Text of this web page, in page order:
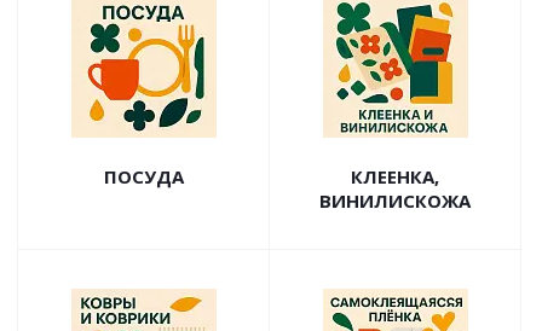
ПОСУДА
КЛЕЕНКА,
ВИНИЛИСКОЖА